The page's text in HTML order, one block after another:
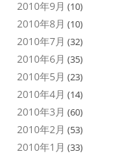
2010年9月 (10)
2010年8月 (10)
2010年7月 (32)
2010年6月 (35)
2010年5月 (23)
2010年4月 (14)
2010年3月 (60)
2010年2月 (53)
2010年1月 (33)